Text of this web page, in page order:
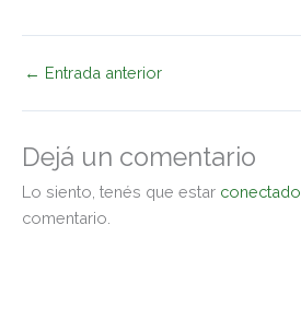
← Entrada anterior
Dejá un comentario
Lo siento, tenés que estar conectado
comentario.